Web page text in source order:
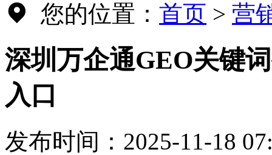
您的位置： 首页 > 营
深圳万企通GEO关键
入口
发布时间：2025-11-18